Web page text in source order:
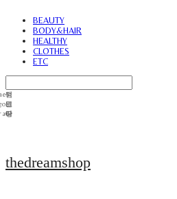
BEAUTY
BODY&HAIR
HEALTHY
CLOTHES
ETC
thedreamshop